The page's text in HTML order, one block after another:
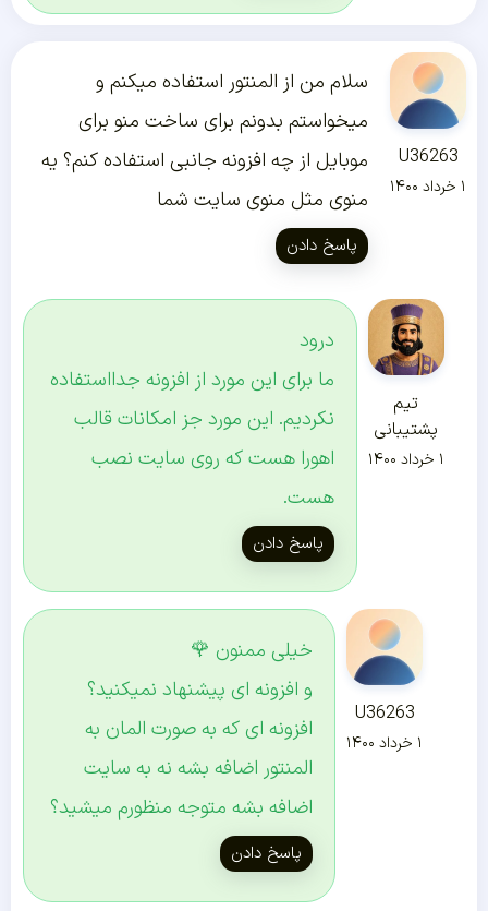
U36263
۱ خرداد ۱۴۰۰
سلام من از المنتور استفاده میکنم و
میخواستم بدونم برای ساخت منو برای
موبایل از چه افزونه جانبی استفاده کنم؟ یه
منوی مثل منوی سایت شما
پاسخ دادن
تیم
پشتیبانی
۱ خرداد ۱۴۰۰
درود
ما برای این مورد از افزونه جدااستفاده
نکردیم. این مورد جز امکانات قالب
اهورا هست که روی سایت نصب
هست.
پاسخ دادن
U36263
۱ خرداد ۱۴۰۰
خیلی ممنون 🌹
و افزونه ای پیشنهاد نمیکنید؟
افزونه ای که به صورت المان به
المنتور اضافه بشه نه به سایت
اضافه بشه متوجه منظورم میشید؟
پاسخ دادن